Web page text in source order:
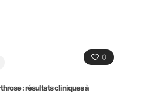
0
: résultats cliniques à